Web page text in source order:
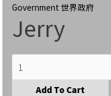
Government 世界政府
Jerry
Add To Cart